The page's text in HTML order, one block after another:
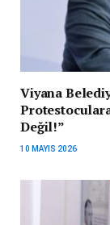
Viyana
Değil!”
10 MAYIS 2026